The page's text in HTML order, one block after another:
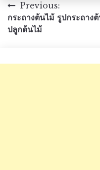
แนะแนว
เรื่อง
Previous:
กระถางต้นไม้ รูปกระถาง
ปลูกต้นไม้